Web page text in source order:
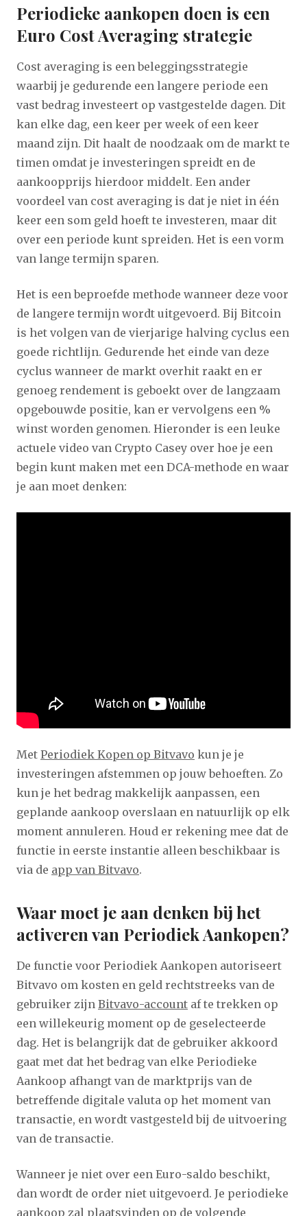
P eriodieke aankopen doen is een
Euro Cost Averaging strategie
Cost averaging is een beleggingsstrategie
waarbij je gedurende een langere periode een
vast bedrag investeert op vastgestelde dagen. Dit
kan elke dag, een keer per week of een keer
maand zijn. Dit haalt de noodzaak om de markt te
timen omdat je investeringen spreidt en de
aankoopprijs hierdoor middelt. Een ander
voordeel van cost averaging is dat je niet in één
keer een som geld hoeft te investeren, maar dit
over een periode kunt spreiden. Het is een vorm
van lange termijn sparen.
Het is een beproefde methode wanneer deze voor
de langere termijn wordt uitgevoerd. Bij Bitcoin
is het volgen van de vierjarige halving cyclus een
goede richtlijn. Gedurende het einde van deze
cyclus wanneer de markt overhit raakt en er
genoeg rendement is geboekt over de langzaam
opgebouwde positie, kan er vervolgens een %
winst worden genomen. Hieronder is een leuke
actuele video van Crypto Casey over hoe je een
begin kunt maken met een DCA-methode en waar
je aan moet denken:
Met Periodiek Kopen op Bitvavo kun je je
investeringen afstemmen op jouw behoeften. Zo
kun je het bedrag makkelijk aanpassen, een
geplande aankoop overslaan en natuurlijk op elk
moment annuleren. Houd er rekening mee dat de
functie in eerste instantie alleen beschikbaar is
via de app van Bitvavo.
Waar moet je aan denken bij het
activeren van Periodiek Aankopen?
De functie voor Periodiek Aankopen autoriseert
Bitvavo om kosten en geld rechtstreeks van de
gebruiker zijn Bitvavo-account af te trekken op
een willekeurig moment op de geselecteerde
dag. Het is belangrijk dat de gebruiker akkoord
gaat met dat het bedrag van elke Periodieke
Aankoop afhangt van de marktprijs van de
betreffende digitale valuta op het moment van
transactie, en wordt vastgesteld bij de uitvoering
van de transactie.
Wanneer je niet over een Euro-saldo beschikt,
dan wordt de order niet uitgevoerd. Je periodieke
aankoop zal plaatsvinden op de volgende